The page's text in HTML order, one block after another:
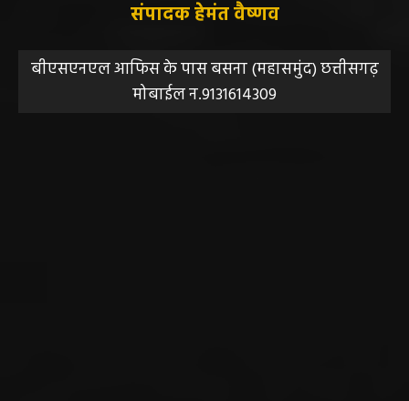
संपादक हेमंत वैष्णव
बीएसएनएल आफिस के पास बसना (महासमुंद) छत्तीसगढ़
मोबाईल न.9131614309